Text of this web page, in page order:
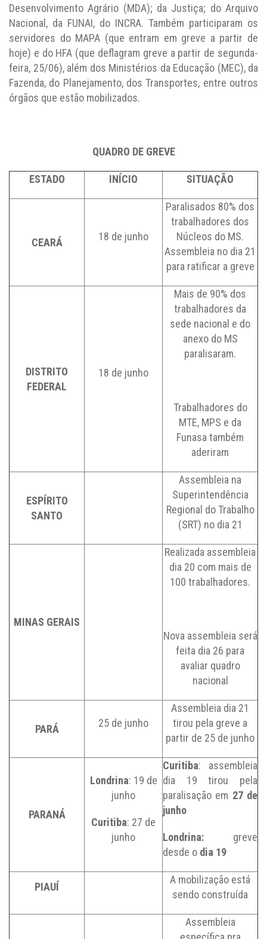
Desenvolvimento Agrário (MDA); da Justiça; do Arquivo
Nacional, da FUNAI, do INCRA. Também participaram os
servidores do MAPA (que entram em greve a partir de
hoje) e do HFA (que deflagram greve a partir de segunda-
feira, 25/06), além dos Ministérios da Educação (MEC), da
Fazenda, do Planejamento, dos Transportes, entre outros
órgãos que estão mobilizados.
QUADRO DE GREVE
ESTADO INÍCIO SITUAÇÃO
CEARÁ 18 de junho
Paralisados 80% dos
trabalhadores dos
Núcleos do MS.
Assembleia no dia 21
para ratificar a greve
DISTRITO
FEDERAL
18 de junho
Mais de 90% dos
trabalhadores da
sede nacional e do
anexo do MS
paralisaram.
Trabalhadores do
MTE, MPS e da
Funasa também
aderiram
ESPÍRITO
SANTO
Assembleia na
Superintendência
Regional do Trabalho
(SRT) no dia 21
MINAS GERAIS
Realizada assembleia
dia 20 com mais de
100 trabalhadores.
Nova assembleia será
feita dia 26 para
avaliar quadro
nacional
PARÁ 25 de junho
Assembleia dia 21
tirou pela greve a
partir de 25 de junho
PARANÁ
Londrina: 19 de
junho
Curitiba: 27 de
junho
Curitiba: assembleia
dia 19 tirou pela
paralisação em 27 de
junho
Londrina: greve
desde o dia 19
PIAUÍ
A mobilização está
sendo construída
Assembleia